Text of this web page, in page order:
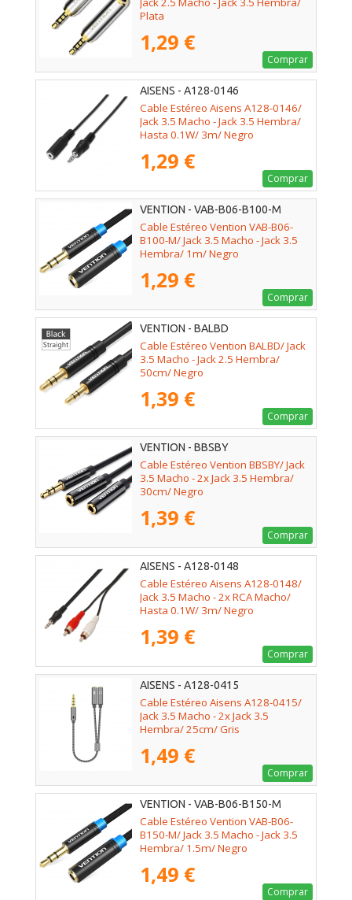
Plata
1,29 €
Comprar
AISENS - A128-0146
Cable Estéreo Aisens A128-0146/
Jack 3.5 Macho - Jack 3.5 Hembra/
Hasta 0.1W/ 3m/ Negro
1,29 €
Comprar
VENTION - VAB-B06-B100-M
Cable Estéreo Vention VAB-B06-
B100-M/ Jack 3.5 Macho - Jack 3.5
Hembra/ 1m/ Negro
1,29 €
Comprar
VENTION - BALBD
Cable Estéreo Vention BALBD/ Jack
3.5 Macho - Jack 2.5 Hembra/
50cm/ Negro
1,39 €
Comprar
VENTION - BBSBY
Cable Estéreo Vention BBSBY/ Jack
3.5 Macho - 2x Jack 3.5 Hembra/
30cm/ Negro
1,39 €
Comprar
AISENS - A128-0148
Cable Estéreo Aisens A128-0148/
Jack 3.5 Macho - 2x RCA Macho/
Hasta 0.1W/ 3m/ Negro
1,39 €
Comprar
AISENS - A128-0415
Cable Estéreo Aisens A128-0415/
Jack 3.5 Macho - 2x Jack 3.5
Hembra/ 25cm/ Gris
1,49 €
Comprar
VENTION - VAB-B06-B150-M
Cable Estéreo Vention VAB-B06-
B150-M/ Jack 3.5 Macho - Jack 3.5
Hembra/ 1.5m/ Negro
1,49 €
Comprar